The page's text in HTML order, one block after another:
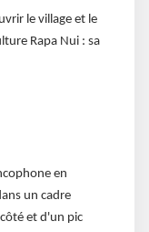
le village et le
Rapa Nui : sa
en
un cadre
et d'un pic